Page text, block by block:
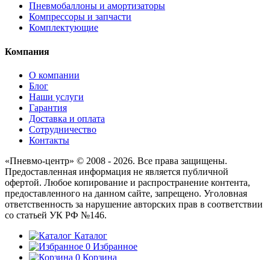
Пневмобаллоны и амортизаторы
Компрессоры и запчасти
Комплектующие
Компания
О компании
Блог
Наши услуги
Гарантия
Доставка и оплата
Сотрудничество
Контакты
«Пневмо-центр» © 2008 - 2026. Все права защищены.
Предоставленная информация не является публичной
офертой. Любое копирование и распространение контента,
предоставленного на данном сайте, запрещено. Уголовная
ответственность за нарушение авторских прав в соответствии
со статьей УК РФ №146.
Каталог
0 Избранное
0 Корзина